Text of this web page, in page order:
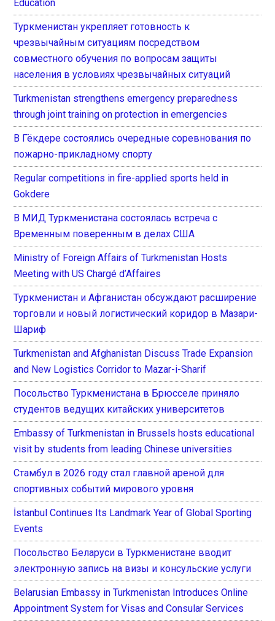
Education
Туркменистан укрепляет готовность к
чрезвычайным ситуациям посредством
совместного обучения по вопросам защиты
населения в условиях чрезвычайных ситуаций
Turkmenistan strengthens emergency preparedness
through joint training on protection in emergencies
В Гёкдере состоялись очередные соревнования по
пожарно-прикладному спорту
Regular competitions in fire-applied sports held in
Gokdere
В МИД Туркменистана состоялась встреча с
Временным поверенным в делах США
Ministry of Foreign Affairs of Turkmenistan Hosts
Meeting with US Chargé d’Affaires
Туркменистан и Афганистан обсуждают расширение
торговли и новый логистический коридор в Мазари-
Шариф
Turkmenistan and Afghanistan Discuss Trade Expansion
and New Logistics Corridor to Mazar-i-Sharif
Посольство Туркменистана в Брюсселе приняло
студентов ведущих китайских университетов
Embassy of Turkmenistan in Brussels hosts educational
visit by students from leading Chinese universities
Стамбул в 2026 году стал главной ареной для
спортивных событий мирового уровня
İstanbul Continues Its Landmark Year of Global Sporting
Events
Посольство Беларуси в Туркменистане вводит
электронную запись на визы и консульские услуги
Belarusian Embassy in Turkmenistan Introduces Online
Appointment System for Visas and Consular Services